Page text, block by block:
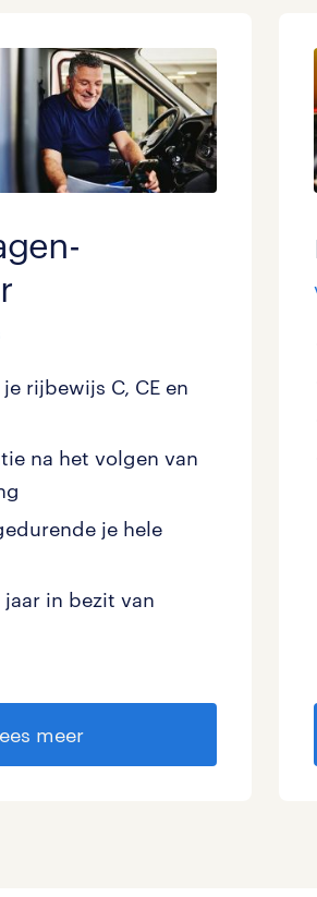
rijbewijs C, CE en
na het volgen van
je hele
jaar in bezit van
meer